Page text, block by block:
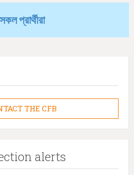
সকল প্রার্থীরা
THE CFB
alerts